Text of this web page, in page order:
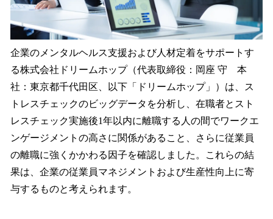
企業のメンタルヘルス支援および人材定着をサポートす
る株式会社ドリームホップ（代表取締役：岡座 守 本
社：東京都千代田区、以下「ドリームホップ」）は、ス
トレスチェックのビッグデータを分析し、在職者とスト
レスチェック実施後1年以内に離職する人の間でワークエ
ンゲージメントの高さに関係があること、さらに従業員
の離職に強くかかわる因子を確認しました。これらの結
果は、企業の従業員マネジメントおよび生産性向上に寄
与するものと考えられます。